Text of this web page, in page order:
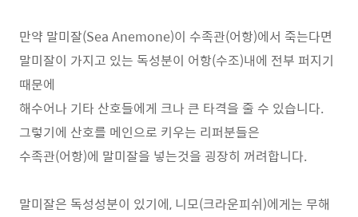
만약 말미잘(Sea Anemone)이 수족관(어항)에서 죽는다면
말미잘이 가지고 있는 독성분이 어항(수조)내에 전부 퍼지기
때문에
해수어나 기타 산호들에게 크나 큰 타격을 줄 수 있습니다.
그렇기에 산호를 메인으로 키우는 리퍼분들은
수족관(어항)에 말미잘을 넣는것을 굉장히 꺼려합니다.
말미잘은 독성성분이 있기에, 니모(크라운피쉬)에게는 무해